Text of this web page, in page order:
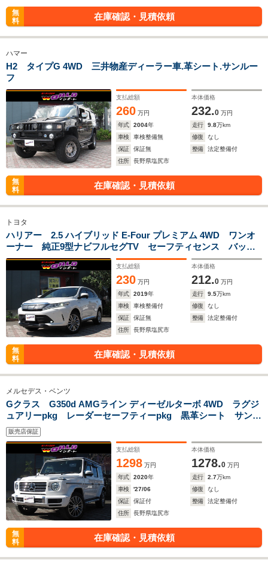
無
料
在庫確認・見積依頼
ハマー
H2 タイプG 4WD 三井物産ディーラー車.革シート.サンルー
フ
支払総額
260 万円
本体価格
232.0 万円
年式
2004年 走行 9.8万km
車検
車検整備無 修復
なし
保証
保証無 整備
法定整備付
住所
長野県塩尻市
無
料
在庫確認・見積依頼
トヨタ
ハリアー 2.5 ハイブリッド E-Four プレミアム 4WD ワンオ
ーナー 純正9型ナビフルセグTV セーフティセンス バック
カメラ パワーバックドア 3眼LEDライト シーケンシャルウ
ィンカー クリアランスソナー パワーシート ETC
支払総額
230 万円
本体価格
212.0 万円
年式
2019年 走行 9.5万km
車検
車検整備付 修復
なし
保証
保証無 整備
法定整備付
住所
長野県塩尻市
無
料
在庫確認・見積依頼
メルセデス・ベンツ
Gクラス G350d AMGライン ディーゼルターボ 4WD ラグジ
ュアリーpkg レーダーセーフティーpkg 黒革シート サンル
ーフ AMG20AW 純正ナビ フルセグTV リアエンターテイ
メント
販売店保証
支払総額
1298 万円
本体価格
1278.0 万円
年式
2020年 走行 2.7万km
車検
'27/06 修復
なし
保証
保証付 整備
法定整備付
住所
長野県塩尻市
無
料
在庫確認・見積依頼